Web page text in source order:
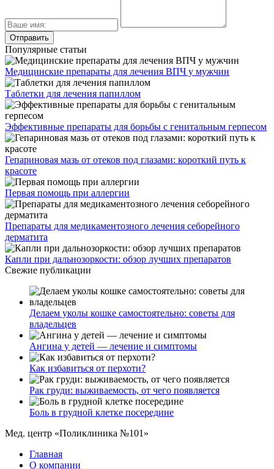
Популярные статьи
Медицинские препараты для лечения ВПЧ у мужчин
Таблетки для лечения папиллом
Эффективные препараты для борьбы с генитальным герпесом
Гепариновая мазь от отеков под глазами: короткий путь к
красоте
Первая помощь при аллергии
Препараты для медикаментозного лечения себорейного
дерматита
Капли при дальнозоркости: обзор лучших препаратов
Свежие публикации
Делаем уколы кошке самостоятельно: советы для
владельцев
Ангина у детей — лечение и симптомы
Как избавиться от перхоти?
Рак груди: выживаемость, от чего появляется
Боль в грудной клетке посередине
Мед. центр «Поликлиника №101»
Главная
О компании